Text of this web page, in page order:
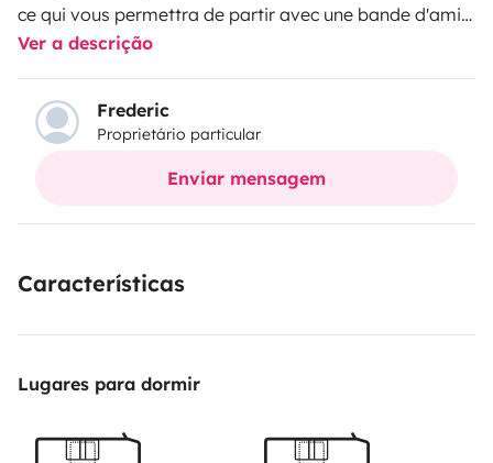
ce qui vous permettra de partir avec une bande d'amis
ou votre famille sans soucis !
milieu du camping-car , je pourrai vous donner
quelques astuces!La conduite de ce camping-car n'est
pas plus compliquée que pour un véhicule plus
compact. Nous nous ferons un plaisir de vous guider
lancer sur les routes.Nous sommes disponibles pour
Ver a descrição
Frederic
Proprietário particular
Enviar mensagem
Características
Lugares para dormir